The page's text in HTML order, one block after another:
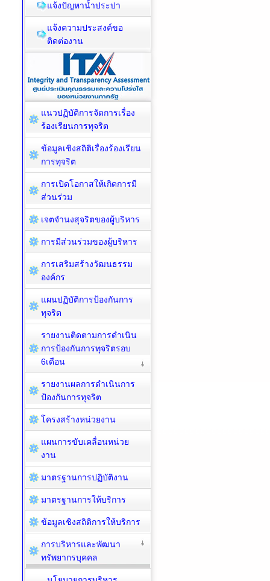
แจ้งปัญหาน้ำประปา
แจ้งความประสงค์ขอ
ติดต่องาน
แนวปฏิบัติการจัดการเรื่อง
ร้องเรียนการทุจริต
ข้อมูลเชิงสถิติเรื่องร้องเรียน
การทุจริต
การเปิดโอกาสให้เกิดการมี
ส่วนร่วม
เจตจำนงสุจริตของผู้บริหาร
การมีส่วนร่วมของผู้บริหาร
การเสริมสร้างวัฒนธรรม
องค์กร
แผนปฏิบัติการป้องกันการ
ทุจริต
รายงานติดตามการดำเนิน
การป้องกันการทุจริตรอบ
6เดือน
รายงานผลการดำเนินการ
ป้องกันการทุจริต
โครงสร้างหน่วยงาน
แผนการขับเคลื่อนหน่วย
งาน
มาตรฐานการปฏิบัติงาน
มาตรฐานการให้บริการ
ข้อมูลเชิงสถิติการให้บริการ
การบริหารและพัฒนา
ทรัพยากรบุคคล